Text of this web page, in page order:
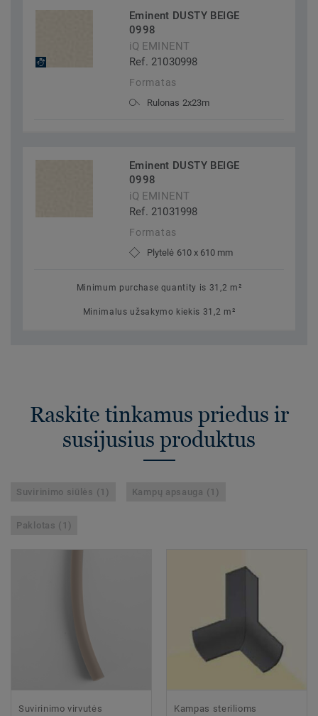
Eminent DUSTY BEIGE
0998
iQ EMINENT
Ref. 21030998
Formatas
Rulonas 2x23m
Eminent DUSTY BEIGE
0998
iQ EMINENT
Ref. 21031998
Formatas
Plytelė 610 x 610 mm
Minimum purchase quantity is 31,2 m²
Minimalus užsakymo kiekis 31,2 m²
Raskite tinkamus priedus ir
susijusius produktus
Suvirinimo siūlės (1) Kampų apsauga (1)
Paklotas (1)
Suvirinimo virvutės
Kampas sterilioms